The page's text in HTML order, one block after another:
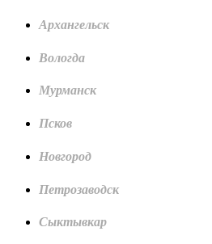
Архангельск
Вологда
Мурманск
Псков
Новгород
Петрозаводск
Сыктывкар